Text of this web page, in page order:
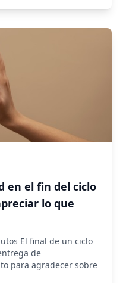
en el fin del ciclo
lo que
El final de un ciclo
de
para agradecer sobre